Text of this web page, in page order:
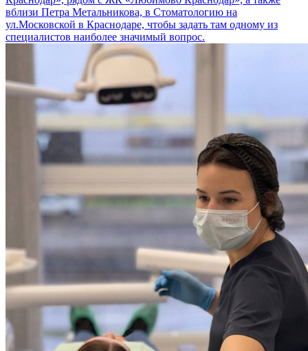
вблизи Петра Метальникова, в Стоматологию на
ул.Московской в Краснодаре, чтобы задать там одному из
специалистов наиболее значимый вопрос.